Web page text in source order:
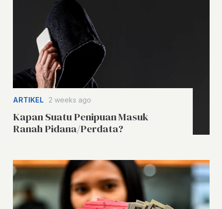
ARTIKEL 2 weeks ago
Kapan Suatu Penipuan Masuk
Ranah Pidana/Perdata?